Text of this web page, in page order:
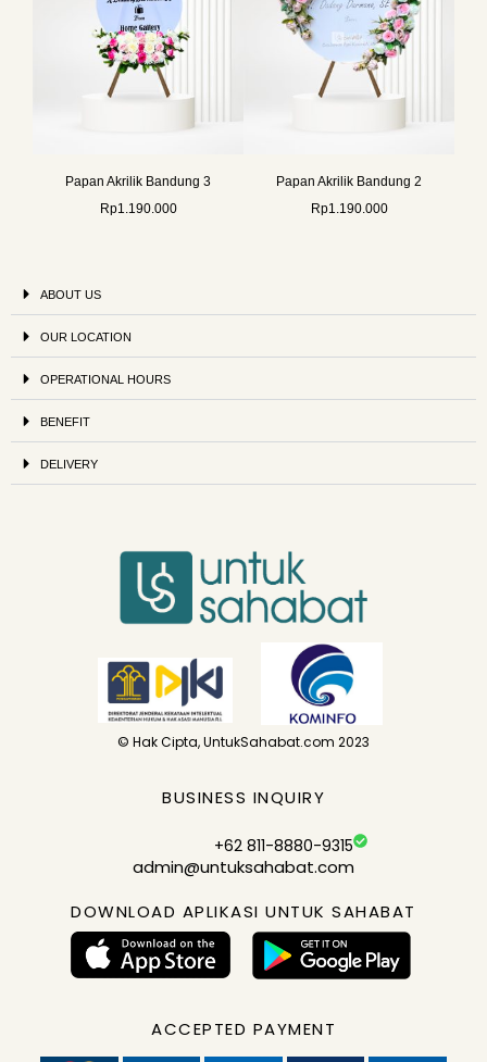
Papan Akrilik Bandung 3
Rp1.190.000
Papan Akrilik Bandung 2
Rp1.190.000
ABOUT US
OUR LOCATION
OPERATIONAL HOURS
BENEFIT
DELIVERY
© Hak Cipta, UntukSahabat.com 2023
BUSINESS INQUIRY
+62 811-8880-9315
admin@untuksahabat.com
DOWNLOAD APLIKASI UNTUK SAHABAT
ACCEPTED PAYMENT